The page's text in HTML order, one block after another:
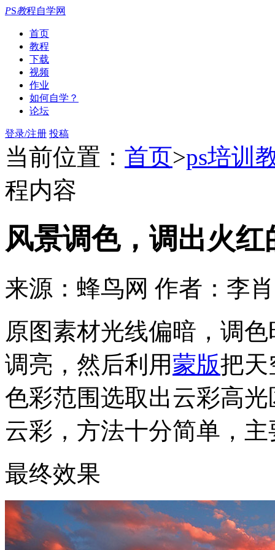
PS教程自学网
首页
教程
下载
视频
作业
如何自学？
论坛
登录/注册 投稿
当前位置： 首页>ps培训
程内容
风景调色，调出火
来源：蜂鸟网 作者：李
原图素材光线偏暗，调
调亮，然后利用蒙版把天
色彩范围选取出云彩高
云彩，方法十分简单，
最终效果